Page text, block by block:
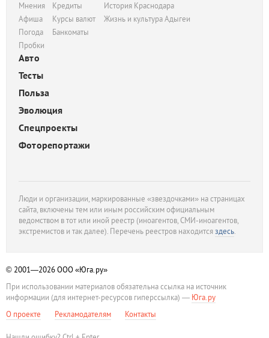
Мнения
Афиша
Погода
Пробки
Кредиты
Курсы валют
Банкоматы
История Краснодара
Жизнь и культура Адыгеи
Авто
Тесты
Польза
Эволюция
Спецпроекты
Фоторепортажи
Люди и организации, маркированные «звездочками» на страницах
сайта, включены тем или иным российским официальным
ведомством в тот или иной реестр (иноагентов, СМИ-иноагентов,
экстремистов и так далее). Перечень реестров находитсяздесь.
© 2001—2026ООО «Юга.ру»
При использовании материалов обязательна ссылка на источник
информации (для интернет-ресурсов гиперссылка) — Юга.ру
О проекте
Рекламодателям Контакты